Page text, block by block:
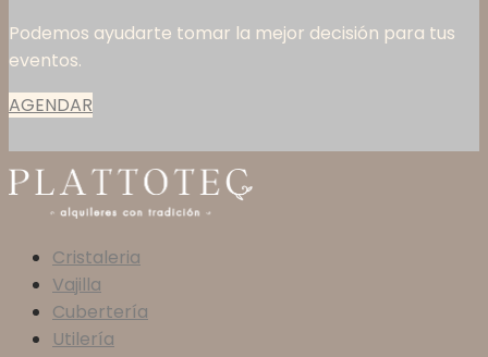
Podemos ayudarte tomar la mejor decisión para tus
eventos.
AGENDAR
Cristaleria
Vajilla
Cubertería
Utilería